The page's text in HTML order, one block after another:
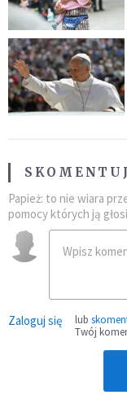
Papież: to nie wiara
pomocy których ją
Zaloguj się lub
Twój